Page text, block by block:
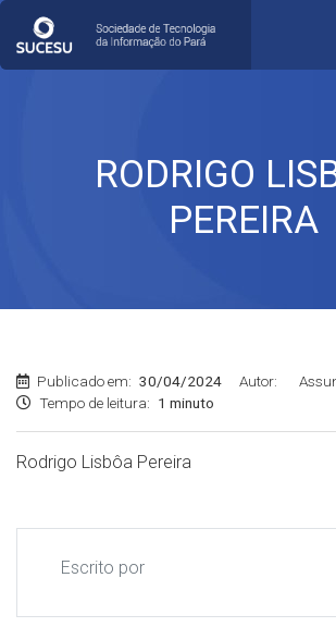
RODRIGO
PEREIRA
Publicado em: 30/04/2024 Autor:
Tempo de leitura: 1 minuto
Rodrigo Lisbôa Pereira
Escrito por